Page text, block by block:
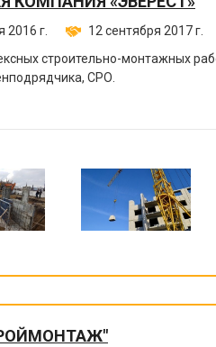
2016 г.
12 сентября 2017 г.
строительно-монтажных
СРО.